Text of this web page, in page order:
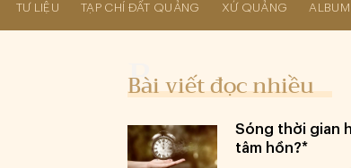
TƯ LIỆU TẠP CHÍ ĐẤT QUẢNG XỨ QUẢNG
Bài viết đọc nhiều
Sóng thời gian
tâm hồn?*